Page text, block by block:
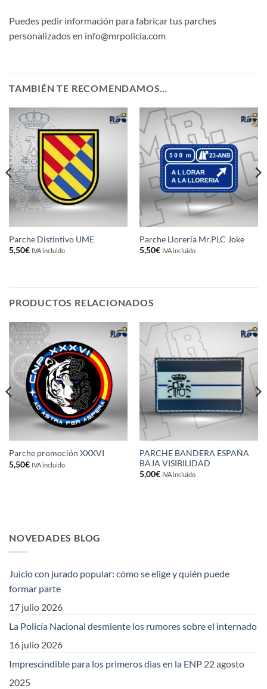
Puedes pedir información para fabricar tus parches
personalizados en info@mrpolicia.com
TAMBIÉN TE RECOMENDAMOS…
Parche Distintivo UME
5,50€ IVA incluido
Parche Llorería Mr.PLC Joke
5,50€ IVA incluido
PRODUCTOS RELACIONADOS
Parche promoción XXXVI
5,50€ IVA incluido
PARCHE BANDERA ESPAÑA
BAJA VISIBILIDAD
5,00€ IVA incluido
NOVEDADES BLOG
Juicio con jurado popular: cómo se elige y quién puede
formar parte
17 julio 2026
La Policía Nacional desmiente los rumores sobre el internado
16 julio 2026
Imprescindible para los primeros dias en la ENP 22 agosto
2025